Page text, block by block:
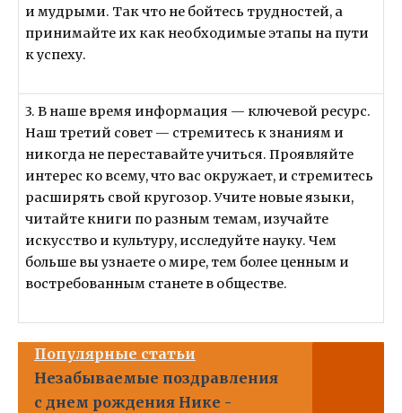
и мудрыми. Так что не бойтесь трудностей, а
принимайте их как необходимые этапы на пути
к успеху.
3. В наше время информация — ключевой ресурс.
Наш третий совет — стремитесь к знаниям и
никогда не переставайте учиться. Проявляйте
интерес ко всему, что вас окружает, и стремитесь
расширять свой кругозор. Учите новые языки,
читайте книги по разным темам, изучайте
искусство и культуру, исследуйте науку. Чем
больше вы узнаете о мире, тем более ценным и
востребованным станете в обществе.
Популярные статьи
Незабываемые поздравления
с днем рождения Нике -